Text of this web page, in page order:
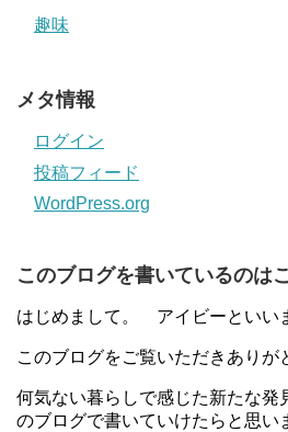
趣味
メタ情報
ログイン
投稿フィード
WordPress.org
このブログを書いているのは
はじめまして。 アイビーといい
このブログをご覧いただきありが
何気ない暮らしで感じた新たな発
のブログで書いていけたらと思い